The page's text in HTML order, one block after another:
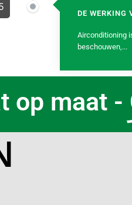
DE WERKING
Airconditioning
beschouwen,...
op maat -